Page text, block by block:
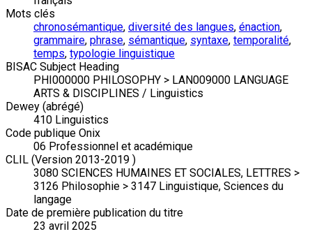
Mots clés
chronosémantique, diversité des langues, énaction,
grammaire, phrase, sémantique, syntaxe, temporalité,
temps, typologie linguistique
BISAC Subject Heading
PHI000000 PHILOSOPHY > LAN009000 LANGUAGE
ARTS & DISCIPLINES / Linguistics
Dewey (abrégé)
410 Linguistics
Code publique Onix
06 Professionnel et académique
CLIL (Version 2013-2019 )
3080 SCIENCES HUMAINES ET SOCIALES, LETTRES >
3126 Philosophie > 3147 Linguistique, Sciences du
langage
Date de première publication du titre
23 avril 2025